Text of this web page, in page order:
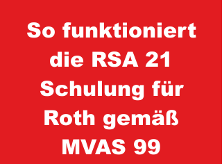
So funktioniert
die RSA 21
Schulung für
Roth gemäß
MVAS 99